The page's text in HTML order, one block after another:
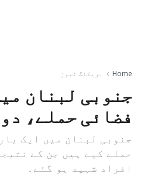
Home بریکنگ نیوز
جنوبی لبنان
فضائی حملے،
جنوبی لبنان میں ایک
حملے کیے ہیں جن کے
افراد شہید ہو گئے۔